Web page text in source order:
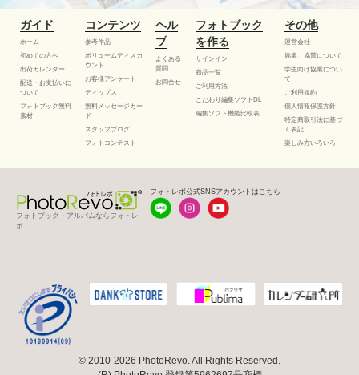
ガイド
ホーム
初めての方へ
出荷カレンダー
配送・お支払いに
ついて
フォトブック無料
素材
コンテンツ
参考作品
ボリュームディスカ
ウント
お客様アンケート
ティップス
無料メッセージカー
ド
スタッフブログ
フォトコンテスト
ヘル
プ
よくある
質問
お問合せ
フォトブック
を作る
サインイン
商品一覧
ご利用方法
こだわり編集ソフトDL
編集ソフト機能比較表
その他
運営会社
協業、協賛について
学生向け協業につい
て
ご利用規約
個人情報保護方針
特定商取引法に基づ
く表記
楽しみ方いろいろ
フォトブック・アルバムならフォトレ
ボ
フォトレボ公式SNSアカウントはこちら！
© 2010-2026 PhotoRevo. All Rights Reserved.